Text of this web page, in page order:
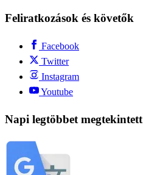
Feliratkozások és követők
Facebook
Twitter
Instagram
Youtube
Napi legtöbbet megtekintett